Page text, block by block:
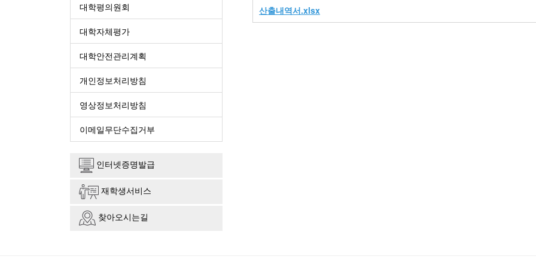
대학평의원회
대학자체평가
대학안전관리계획
개인정보처리방침
영상정보처리방침
이메일무단수집거부
인터넷증명발급
재학생서비스
찾아오시는길
산출내역서.xlsx